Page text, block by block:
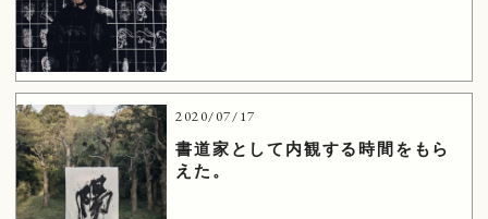
2020/07/17
書道家として内観する時間をもら
えた。